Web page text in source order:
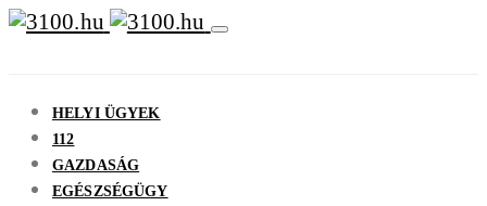
HELYI ÜGYEK
112
GAZDASÁG
EGÉSZSÉGÜGY